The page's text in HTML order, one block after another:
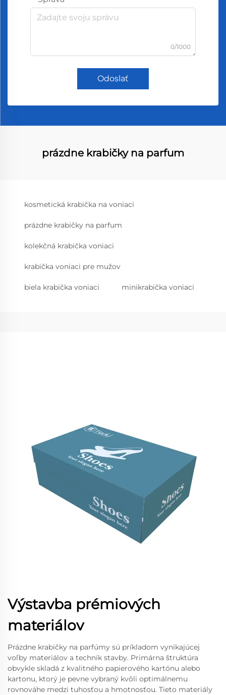
0/1000
Odoslať
prázdne krabičky na parfum
kosmetická krabička na voniaci
prázdne krabičky na parfum
kolekčná krabička voniaci
krabička voniaci pre mužov
biela krabička voniaci minikrabička voniaci
Výstavba prémiových
materiálov
Prázdne krabičky na parfúmy sú príkladom vynikajúcej
voľby materiálov a techník stavby. Primárna štruktúra
obvykle skladá z kvalitného papierového kartónu alebo
kartonu, ktorý je pevne vybraný kvôli optimálnemu
rovnováhe medzi tuhosťou a hmotnosťou. Tieto materiály